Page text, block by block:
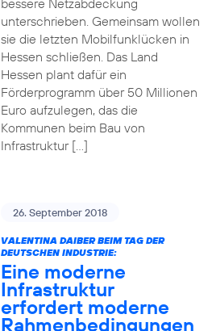
bessere Netzabdeckung
unterschrieben. Gemeinsam wollen
sie die letzten Mobilfunklücken in
Hessen schließen. Das Land
Hessen plant dafür ein
Förderprogramm über 50 Millionen
Euro aufzulegen, das die
Kommunen beim Bau von
Infrastruktur […]
26. September 2018
VALENTINA DAIBER BEIM TAG DER
DEUTSCHEN INDUSTRIE:
Eine moderne
Infrastruktur
erfordert moderne
Rahmenbedingungen